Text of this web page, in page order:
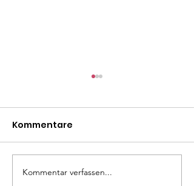
Kommentare
Kommentar verfassen...